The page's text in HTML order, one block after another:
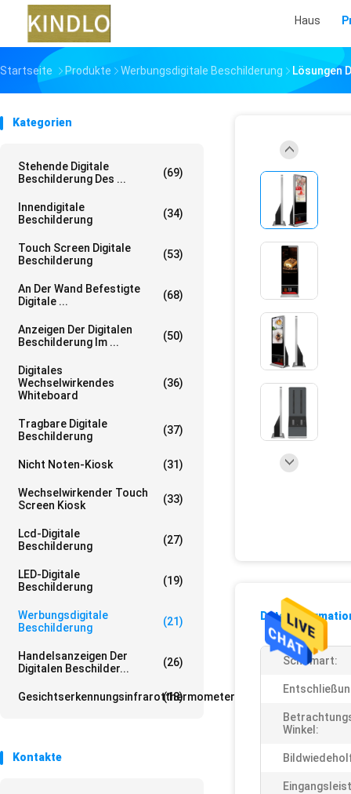
Haus
Startseite Produkte Werbungsdigitale Beschilderung Lösungen
Kategorien
Stehende Digitale
Beschilderung Des ...
(69)
Innendigitale
Beschilderung
(34)
Touch Screen Digitale
Beschilderung
(53)
An Der Wand Befestigte
Digitale ...
(68)
Anzeigen Der Digitalen
Beschilderung Im ...
(50)
Digitales
Wechselwirkendes
Whiteboard
(36)
Tragbare Digitale
Beschilderung
(37)
Nicht Noten-Kiosk (31)
Wechselwirkender Touch
Screen Kiosk
(33)
Lcd-Digitale
Beschilderung
(27)
LED-Digitale
Beschilderung
(19)
Werbungsdigitale
Beschilderung
(21)
Handelsanzeigen Der
Digitalen Beschilder...
(26)
Gesichtserkennungsinfrarotthermometer
(18)
Kontakte
Schirmart:
Winkel: